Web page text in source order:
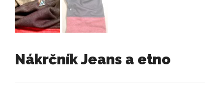
Nákrčník Jeans a etno